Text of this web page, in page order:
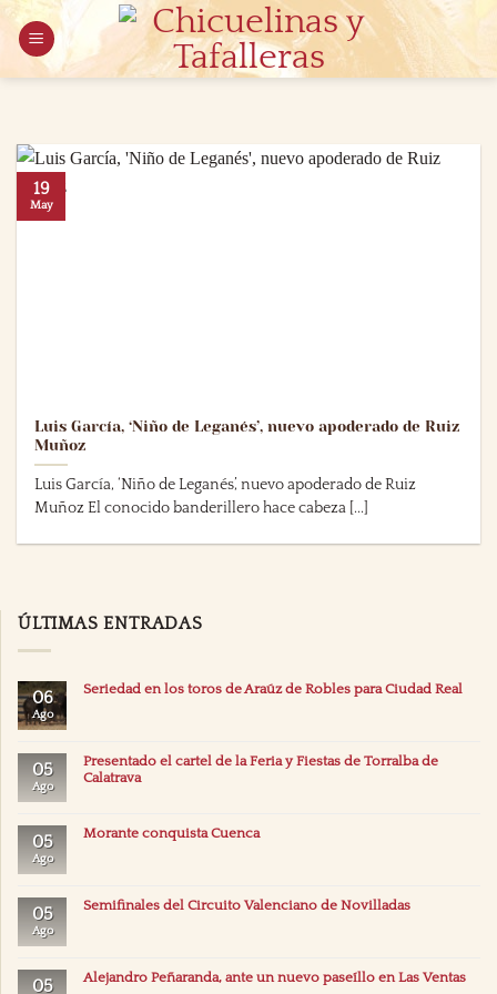
Saltar
contenido
Luis García, ‘Niño de Leganés’, nuevo apoderado de Ruiz
Muñoz
Luis García, ‘Niño de Leganés’, nuevo apoderado de Ruiz
Muñoz El conocido banderillero hace cabeza [...]
19
May
ÚLTIMAS ENTRADAS
06
Ago
Seriedad en los toros de Araúz de Robles para Ciudad Real
05
Ago
Presentado el cartel de la Feria y Fiestas de Torralba de
Calatrava
05
Ago
Morante conquista Cuenca
05
Ago
Semifinales del Circuito Valenciano de Novilladas
05 Alejandro Peñaranda, ante un nuevo paseíllo en Las Ventas